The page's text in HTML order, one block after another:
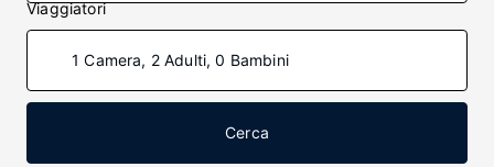
Viaggiatori
1 Camera, 2 Adulti, 0 Bambini
Cerca